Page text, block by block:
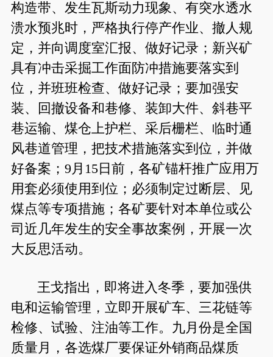
构造带、发生瓦斯动力现象、有突水透水
溃水预兆时，严格执行停产作业、撤人规
定，并向调度室汇报、做好记录；新兴矿
具有冲击采掘工作面防冲措施要落实到
位，并班班检查、做好记录；要加强安
装、回撤设备和巷修、装卸大件、斜巷平
巷运输、煤仓上护栏、采后栅栏、临时通
风巷道管理，把技术措施落实到位，并做
好备案；9月15日前，各矿锚杆推广应用万
用套必须使用到位；必须制定过断层、见
煤点等专项措施；各矿要针对本单位或公
司近几年发生的安全事故案例，开展一次
大反思活动。
王戈指出，即将进入冬季，要加强供
电和运输管理，立即开展矿车、三花链等
检修、试验、注油等工作。九月份是全国
质量月，各选煤厂要保证外销商品煤质